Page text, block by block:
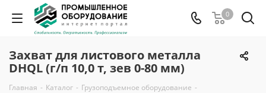
0
Захват для листового металла
DHQL (г/п 10,0 т, зев 0-80 мм)
Главная - Каталог - Грузоподъемное оборудование -